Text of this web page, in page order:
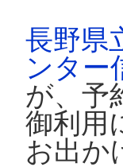
長野県
ンター
が、予
御利用
お出か